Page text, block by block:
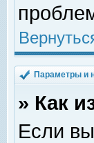
Параметры и
» Как
Если